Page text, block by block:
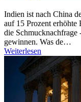
Indien ist nach China
auf 15 Prozent erhöhte
die
gewinnen. Was de…
Weiterlesen